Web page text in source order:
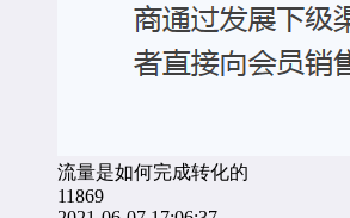
流量是如何完成转化的
11869